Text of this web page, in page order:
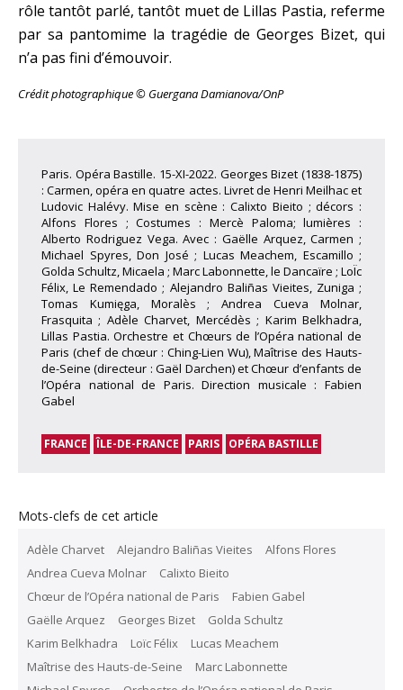
rôle tantôt parlé, tantôt muet de Lillas Pastia, referme
par sa pantomime la tragédie de Georges Bizet, qui
n’a pas fini d’émouvoir.
Crédit photographique © Guergana Damianova/OnP
Paris. Opéra Bastille. 15-XI-2022. Georges Bizet (1838-1875)
: Carmen, opéra en quatre actes. Livret de Henri Meilhac et
Ludovic Halévy. Mise en scène : Calixto Bieito ; décors :
Alfons Flores ; Costumes : Mercè Paloma; lumières :
Alberto Rodriguez Vega. Avec : Gaëlle Arquez, Carmen ;
Michael Spyres, Don José ; Lucas Meachem, Escamillo ;
Golda Schultz, Micaela ; Marc Labonnette, le Dancaïre ; LoÏc
Félix, Le Remendado ; Alejandro Baliñas Vieites, Zuniga ;
Tomas Kumięga, Moralès ; Andrea Cueva Molnar,
Frasquita ; Adèle Charvet, Mercédès ; Karim Belkhadra,
Lillas Pastia. Orchestre et Chœurs de l’Opéra national de
Paris (chef de chœur : Ching-Lien Wu), Maîtrise des Hauts-
de-Seine (directeur : Gaël Darchen) et Chœur d’enfants de
l’Opéra national de Paris. Direction musicale : Fabien
Gabel
FRANCE ÎLE-DE-FRANCE PARIS OPÉRA BASTILLE
Mots-clefs de cet article
Adèle Charvet Alejandro Baliñas Vieites
Alfons Flores
Andrea Cueva Molnar
Calixto Bieito
Chœur de l’Opéra national de Paris
Fabien Gabel
Gaëlle Arquez
Georges Bizet
Golda Schultz
Karim Belkhadra
Loïc Félix
Lucas Meachem
Maîtrise des Hauts-de-Seine
Marc Labonnette